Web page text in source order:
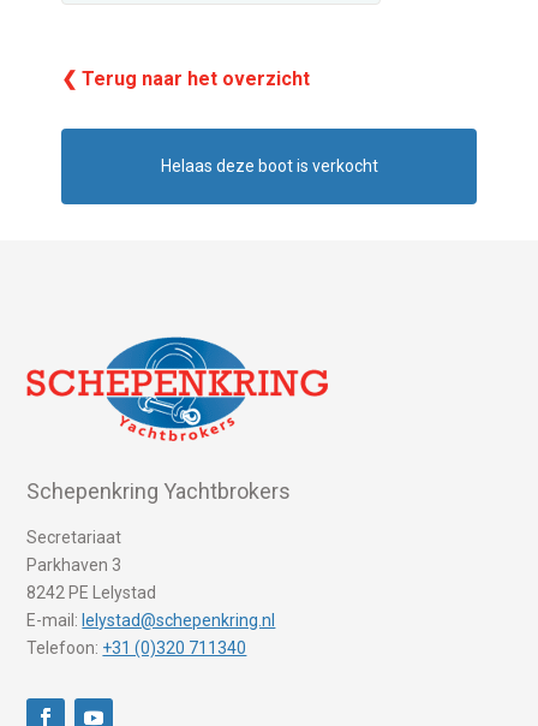
❮ Terug naar het overzicht
Helaas deze boot is verkocht
Schepenkring Yachtbrokers
Secretariaat
Parkhaven 3
8242 PE Lelystad
E-mail: lelystad@schepenkring.nl
Telefoon: +31 (0)320 711340